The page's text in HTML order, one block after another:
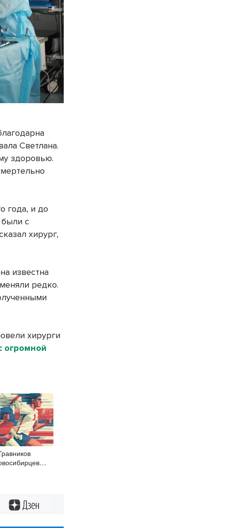
Светлана.
здоровью.
года, и до
с
хирург,
известна
редко.
хирурги
огромной